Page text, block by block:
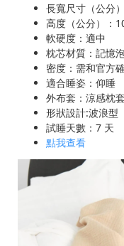
長寬尺寸（公分
高度（公分）：
軟硬度：適中
枕芯材質：記憶
密度：需和官方
適合睡姿：仰睡
外布套：涼感枕
形狀設計:波浪型
試睡天數：7 天
點我查看